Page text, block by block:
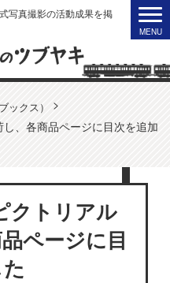
写真撮影の活動成果を掲
ックス）
>
、各商品ページに目次を追加
クトリアル
ページに目